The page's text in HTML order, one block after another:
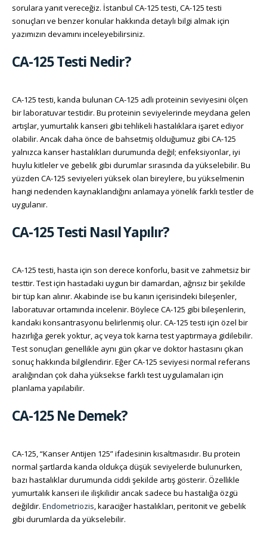
sorulara yanıt vereceğiz. İstanbul CA-125 testi, CA-125 testi
sonuçları ve benzer konular hakkında detaylı bilgi almak için
yazımızın devamını inceleyebilirsiniz.
CA-125 Testi Nedir?
CA-125 testi, kanda bulunan CA-125 adlı proteinin seviyesini ölçen
bir laboratuvar testidir. Bu proteinin seviyelerinde meydana gelen
artışlar, yumurtalık kanseri gibi tehlikeli hastalıklara işaret ediyor
olabilir. Ancak daha önce de bahsetmiş olduğumuz gibi CA-125
yalnızca kanser hastalıkları durumunda değil; enfeksiyonlar, iyi
huylu kitleler ve gebelik gibi durumlar sırasında da yükselebilir. Bu
yüzden CA-125 seviyeleri yüksek olan bireylere, bu yükselmenin
hangi nedenden kaynaklandığını anlamaya yönelik farklı testler de
uygulanır.
CA-125 Testi Nasıl Yapılır?
CA-125 testi, hasta için son derece konforlu, basit ve zahmetsiz bir
testtir. Test için hastadaki uygun bir damardan, ağrısız bir şekilde
bir tüp kan alınır. Akabinde ise bu kanın içerisindeki bileşenler,
laboratuvar ortamında incelenir. Böylece CA-125 gibi bileşenlerin,
kandaki konsantrasyonu belirlenmiş olur. CA-125 testi için özel bir
hazırlığa gerek yoktur, aç veya tok karna test yaptırmaya gidilebilir.
Test sonuçları genellikle aynı gün çıkar ve doktor hastasını çıkan
sonuç hakkında bilgilendirir. Eğer CA-125 seviyesi normal referans
aralığından çok daha yüksekse farklı test uygulamaları için
planlama yapılabilir.
CA-125 Ne Demek?
CA-125, “Kanser Antijen 125” ifadesinin kısaltmasıdır. Bu protein
normal şartlarda kanda oldukça düşük seviyelerde bulunurken,
bazı hastalıklar durumunda ciddi şekilde artış gösterir. Özellikle
yumurtalık kanseri ile ilişkilidir ancak sadece bu hastalığa özgü
değildir. Endometriozis, karaciğer hastalıkları, peritonit ve gebelik
gibi durumlarda da yükselebilir.